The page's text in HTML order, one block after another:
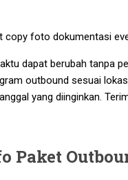
copy foto dokumentasi
dapat berubah tanpa
outbound sesuai
yang diinginkan.
Paket